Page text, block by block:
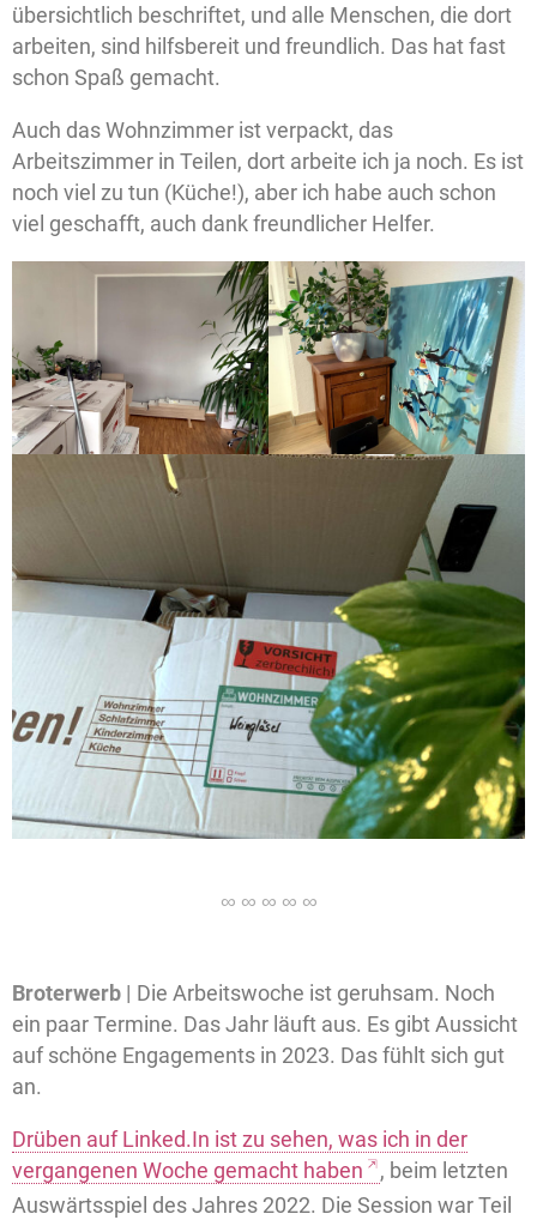
übersichtlich beschriftet, und alle Menschen, die dort
arbeiten, sind hilfsbereit und freundlich. Das hat fast
schon Spaß gemacht.
Auch das Wohnzimmer ist verpackt, das
Arbeitszimmer in Teilen, dort arbeite ich ja noch. Es ist
noch viel zu tun (Küche!), aber ich habe auch schon
viel geschafft, auch dank freundlicher Helfer.
Broterwerb | Die Arbeitswoche ist geruhsam. Noch
ein paar Termine. Das Jahr läuft aus. Es gibt Aussicht
auf schöne Engagements in 2023. Das fühlt sich gut
an.
Drüben auf Linked.In ist zu sehen, was ich in der
vergangenen Woche gemacht haben
, beim letzten
Auswärtsspiel des Jahres 2022. Die Session war Teil